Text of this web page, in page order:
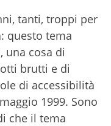
tanti, troppi per
questo tema
una cosa di
brutti e di
di accessibilità
1999. Sono
che il tema